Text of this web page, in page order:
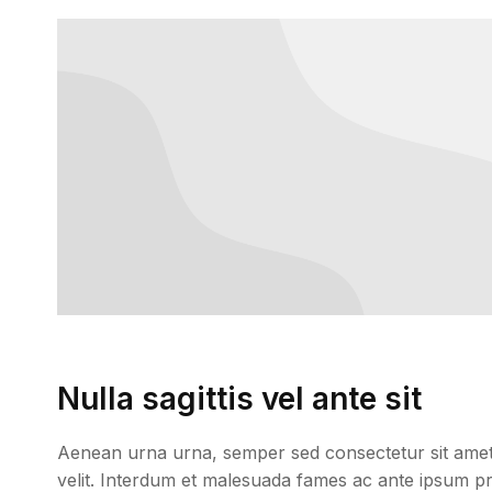
Nulla sagittis vel ante sit
Aenean urna urna, semper sed consectetur sit
velit. Interdum et malesuada fames ac ante ipsum